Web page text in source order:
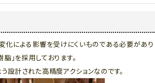
化による影響を受けにくいものである必要があり
脂」を採用しております。
設計された高精度アクションなのです。